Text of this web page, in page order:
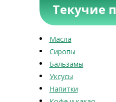
Текучие
Масла
Сиропы
Бальзамы
Уксусы
Напитки